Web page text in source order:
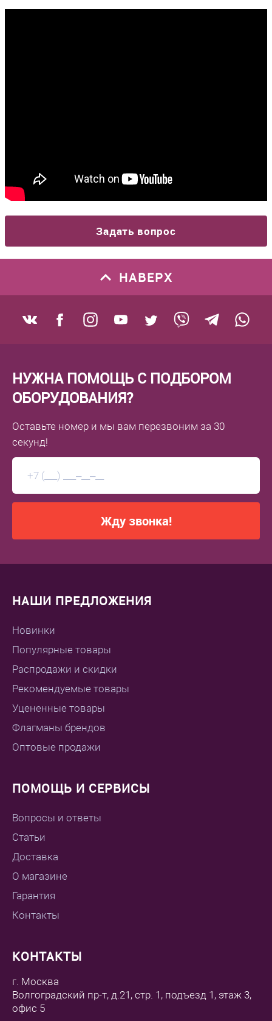
Задать вопрос
НАВЕРХ
НУЖНА ПОМОЩЬ С ПОДБОРОМ
ОБОРУДОВАНИЯ?
Оставьте номер и мы вам перезвоним за 30
секунд!
Жду звонка!
НАШИ ПРЕДЛОЖЕНИЯ
Новинки
Популярные товары
Распродажи и скидки
Рекомендуемые товары
Уцененные товары
Флагманы брендов
Оптовые продажи
ПОМОЩЬ И СЕРВИСЫ
Вопросы и ответы
Статьи
Доставка
О магазине
Гарантия
Контакты
КОНТАКТЫ
г. Москва
Волгоградский пр-т, д.21, стр. 1, подъезд 1, этаж 3,
офис 5